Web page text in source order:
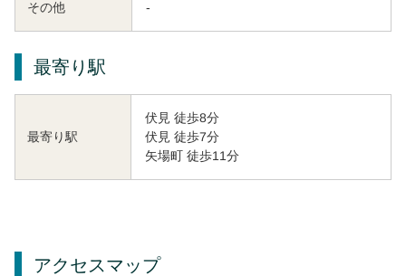
その他 -
最寄り駅
最寄り駅
伏見 徒歩8分
伏見 徒歩7分
矢場町 徒歩11分
アクセスマップ